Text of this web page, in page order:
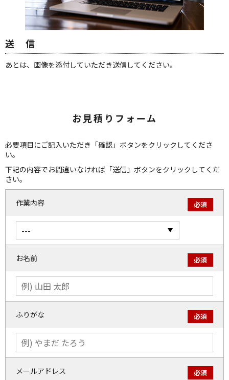
送 信
あとは、画像を添付していただき送信してください。
お見積りフォーム
必要項目にご記入いただき「確認」ボタンをクリックしてくださ
い。
下記の内容でお間違いなければ「送信」ボタンをクリックしてくだ
さい。
作業内容 必須
お名前 必須
ふりがな 必須
メールアドレス 必須